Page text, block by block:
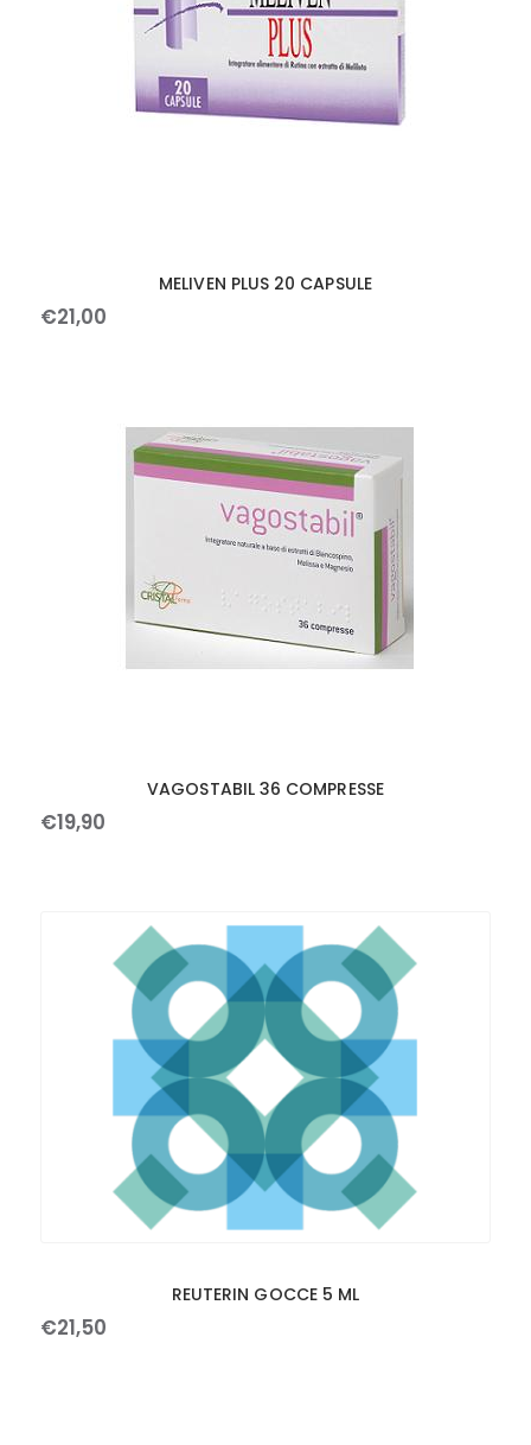
MELIVEN PLUS 20 CAPSULE
€21,00
VAGOSTABIL 36 COMPRESSE
€19,90
REUTERIN GOCCE 5 ML
€21,50